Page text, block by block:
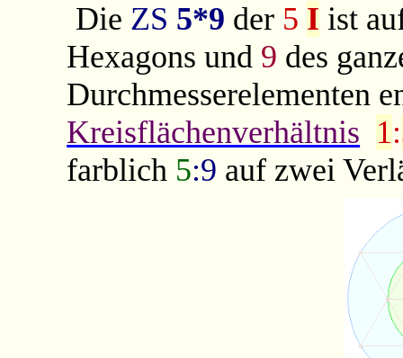
Die ZS 5*9 der 5 I ist
Hexagons und 9 des
Durchmesserelementen
Kreisflächenverhältnis 1:
farblich 5:9 auf zwei